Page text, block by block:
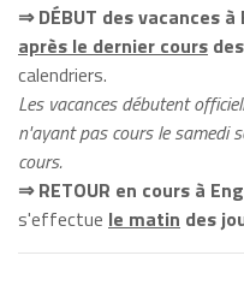
⇒ DÉBUT des vacances à
après le dernier cours
calendriers.
Les vacances débutent
n'ayant pas cours le samedi
cours.
⇒ RETOUR en cours à
s'effectue le matin des